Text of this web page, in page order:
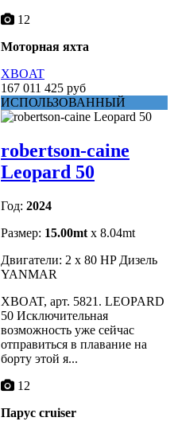
12
Моторная яхта
XBOAT
167 011 425 руб
ИСПОЛЬЗОВАННЫЙ
robertson-caine
Leopard 50
Год: 2024
Размер: 15.00mt x 8.04mt
Двигатели: 2 x 80 HP Дизель
YANMAR
XBOAT, арт. 5821. LEOPARD
50 Исключительная
возможность уже сейчас
отправиться в плавание на
борту этой я...
12
Парус cruiser